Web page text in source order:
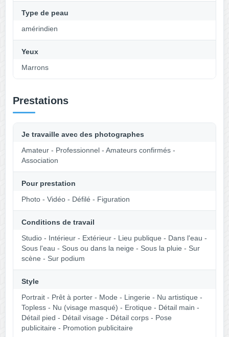
Type de peau
amérindien
Yeux
Marrons
Prestations
Je travaille avec des photographes
Amateur - Professionnel - Amateurs confirmés -
Association
Pour prestation
Photo - Vidéo - Défilé - Figuration
Conditions de travail
Studio - Intérieur - Extérieur - Lieu publique - Dans l'eau -
Sous l'eau - Sous ou dans la neige - Sous la pluie - Sur
scène - Sur podium
Style
Portrait - Prêt à porter - Mode - Lingerie - Nu artistique -
Topless - Nu (visage masqué) - Erotique - Détail main -
Détail pied - Détail visage - Détail corps - Pose
publicitaire - Promotion publicitaire